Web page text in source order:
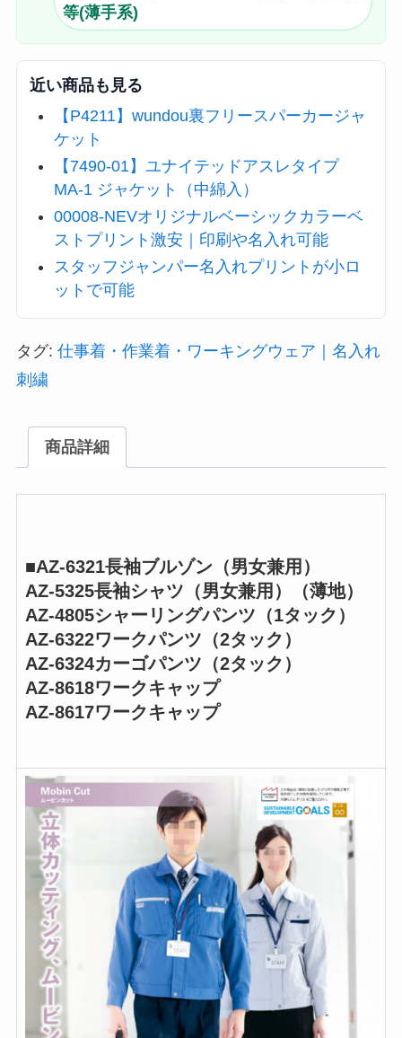
等(薄手系)
近い商品も見る
【P4211】wundou裏フリースパーカージャ
ケット
【7490-01】ユナイテッドアスレタイプ
MA-1 ジャケット（中綿入）
00008-NEVオリジナルベーシックカラーベ
ストプリント激安｜印刷や名入れ可能
スタッフジャンパー名入れプリントが小ロ
ットで可能
タグ: 仕事着・作業着・ワーキングウェア｜名入れ
刺繍
商品詳細
■AZ-6321長袖ブルゾン（男女兼用）
AZ-5325長袖シャツ（男女兼用）（薄地）
AZ-4805シャーリングパンツ（1タック）
AZ-6322ワークパンツ（2タック）
AZ-6324カーゴパンツ（2タック）
AZ-8618ワークキャップ
AZ-8617ワークキャップ